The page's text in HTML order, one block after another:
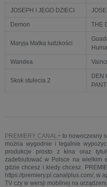
JOSEPH I JEGO DZIECI
Demon THE
Maryja Matka ludzkości
Wandea
Skok stulecia 2
DEN
PREMIERY CANAL+ to nowoczesny
można wygodnie i legalnie
produkcje prosto z kina oraz
zadebiutować w Polsce na wielkim
gdzie chcesz i kiedy chcesz.
https://premiery.pl.canalplus.com/, w
TV czy w wersji mobilnej na